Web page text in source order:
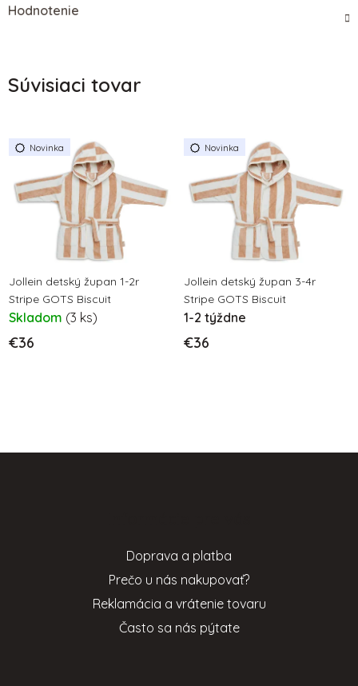
Hodnotenie
Súvisiaci tovar
Novinka
Jollein detský župan 1-2r
Stripe GOTS Biscuit
Skladom (3 ks)
€36
Novinka
Jollein detský župan 3-4r
Stripe GOTS Biscuit
1-2 týždne
€36
Doprava a platba
Prečo u nás nakupovať?
Reklamácia a vrátenie tovaru
Často sa nás pýtate